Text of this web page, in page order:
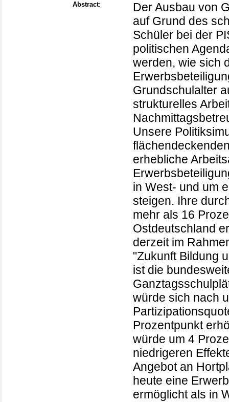
Abstract:
Der Ausbau von
auf Grund des
Schüler bei der
politischen
werden, wie sich
Grundschulalter
strukturelles
Unsere
erhebliche
in West- und um
steigen. Ihre
mehr als 16
Ostdeutschland
derzeit im
"Zukunft Bildung
ist die
würde sich nach
Prozentpunkt
würde um 4
niedrigeren
Angebot an
heute eine
ermöglicht als in